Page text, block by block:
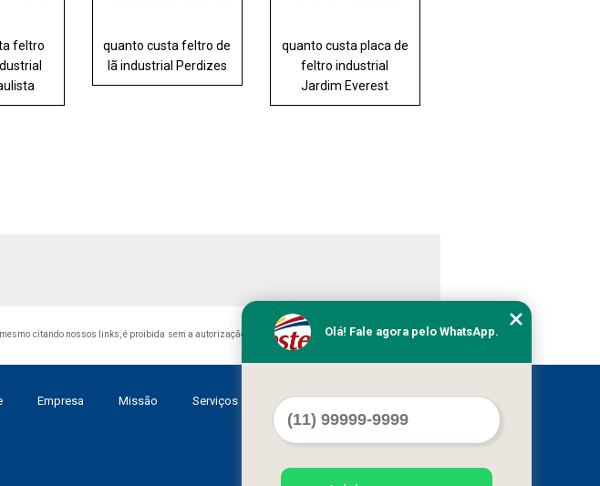
feltro
quanto custa feltro de
lã industrial Perdizes
quanto custa placa de
feltro industrial
Jardim Everest
citando nossos links, é proibida sem a autorização do autor. Crime de violação de direito autoral –
Empresa Missão Serviços Contato Mapa do site
Olá! Fale agora pelo WhatsApp.